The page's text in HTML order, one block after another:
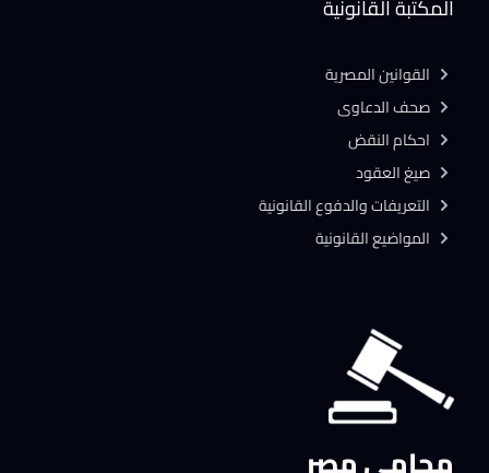
المكتبة القانونية
القوانين المصرية
صحف الدعاوى
احكام النقض
صيغ العقود
التعريفات والدفوع القانونية
المواضيع القانونية